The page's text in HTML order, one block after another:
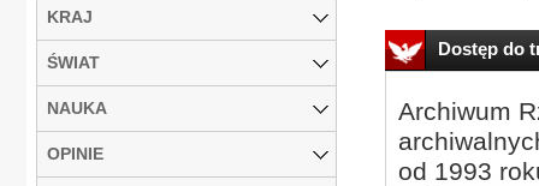
Dostęp do
Archiwum
od 1993
KRAJ
ŚWIAT
NAUKA
OPINIE